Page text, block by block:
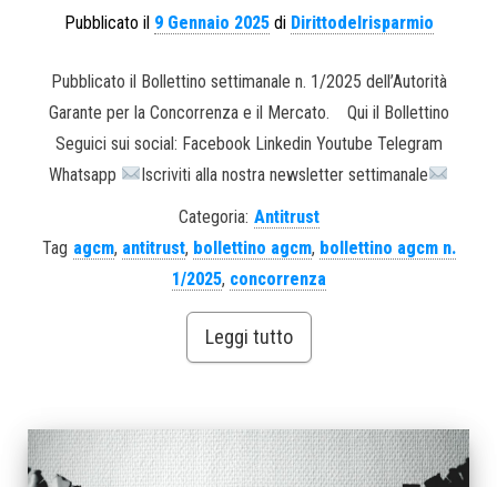
Pubblicato il 9 Gennaio 2025di Dirittodelrisparmio
Pubblicato il Bollettino settimanale n. 1/2025 dell’Autorità
Garante per la Concorrenza e il Mercato. Qui il Bollettino
Seguici sui social: Facebook Linkedin Youtube Telegram
Whatsapp
Iscriviti alla nostra newsletter settimanale
Categoria: Antitrust
Tag agcm, antitrust, bollettino agcm, bollettino agcm n.
1/2025, concorrenza
Leggi tutto